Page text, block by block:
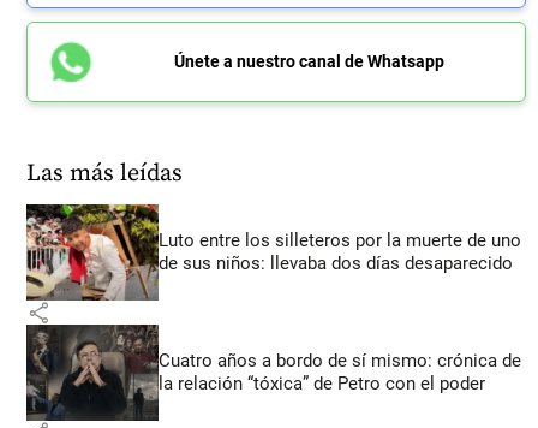
Únete a nuestro canal de Whatsapp
Las más leídas
Luto entre los silleteros por la muerte de uno
de sus niños: llevaba dos días desaparecido
share
Cuatro años a bordo de sí mismo: crónica de
la relación “tóxica” de Petro con el poder